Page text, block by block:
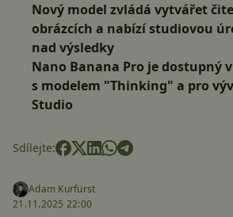
Nový model zvládá vytvářet
obrázcích a nabízí studiovou
nad výsledky
Nano Banana Pro je dostupný
s modelem "Thinking" a pro
Studio
Sdílejte:
Adam Kurfürst
21.11.2025 22:00